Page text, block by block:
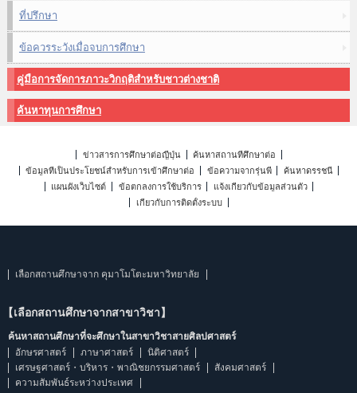
ที่ปรึกษา
ข้อควรระวังเมื่อจบการศึกษา
คู่มือการจัดการภาวะวิกฤติสำหรับชาวต่างชาติ
ค้นหาทุนการศึกษา
ข่าวสารการศึกษาต่อญี่ปุ่น
ค้นหาสถานที่ศึกษาต่อ
ข้อมูลที่เป็นประโยชน์สำหรับการเข้าศึกษาต่อ
ข้อความจากรุ่นพี่
ค้นหาดรรชนี
แผนผังเว็บไซต์
ข้อตกลงการใช้บริการ
แจ้งเกี่ยวกับข้อมูลส่วนตัว
เกี่ยวกับการติดตั้งระบบ
เลือกสถานศึกษาจาก คุมาโมโตะมหาวิทยาลัย
【เลือกสถานศึกษาจากสาขาวิชา】
ค้นหาสถานศึกษาที่จะศึกษาในสาขาวิชาสายศิลปศาสตร์
อักษรศาสตร์
ภาษาศาสตร์
นิติศาสตร์
เศรษฐศาสตร์・บริหาร・พาณิชยกรรมศาสตร์
สังคมศาสตร์
ความสัมพันธ์ระหว่างประเทศ